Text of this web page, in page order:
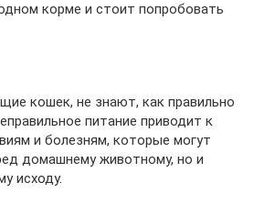
корме и стоит попробовать
кошек, не знают, как правильно
питание приводит к
и болезням, которые могут
домашнему животному, но и
исходу.